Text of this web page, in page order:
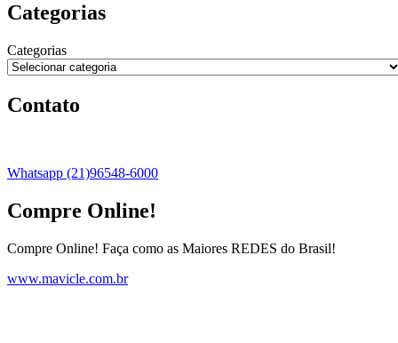
Categorias
Categorias
Contato
Whatsapp (21)96548-6000
Compre Online!
Compre Online! Faça como as Maiores REDES do Brasil!
www.mavicle.com.br